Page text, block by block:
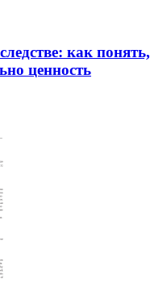
как понять,
ценность